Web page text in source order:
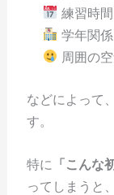
練習時間
学年関係
周囲の
などによって
す。
特に 「こんな
ってしまうと